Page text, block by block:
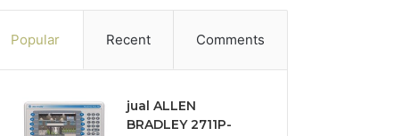
Popular Recent Comments
jual ALLEN
BRADLEY 2711P-